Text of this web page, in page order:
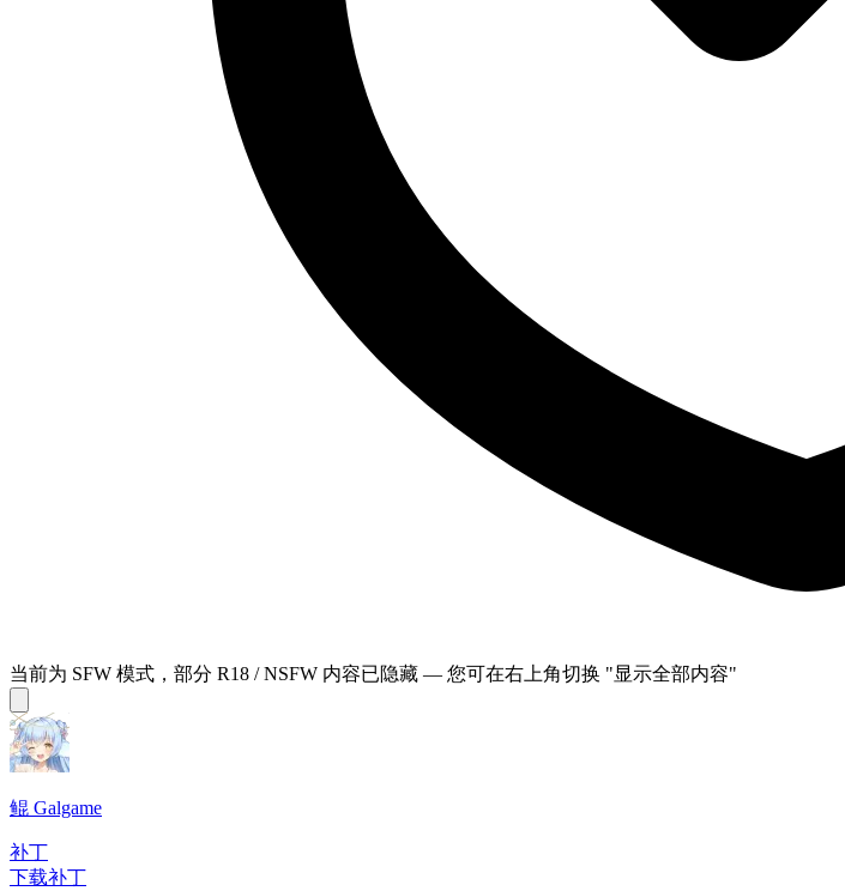
当前为 SFW 模式，部分 R18 / NSFW 内容已隐藏 — 您可在右上角切换 "显示全部内容"
鲲 Galgame
补丁
下载补丁